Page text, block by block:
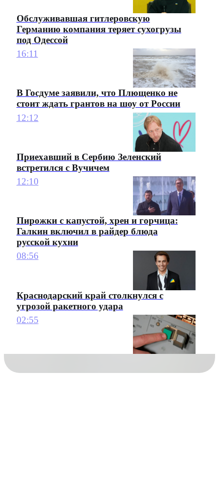
Обслуживавшая гитлеровскую
Германию компания теряет сухогрузы
под Одессой
16:11
В Госдуме заявили, что Плющенко не
стоит ждать грантов на шоу от России
12:12
Приехавший в Сербию Зеленский
встретился с Вучичем
12:10
Пирожки с капустой, хрен и горчица:
Галкин включил в райдер блюда
русской кухни
08:56
Краснодарский край столкнулся с
угрозой ракетного удара
02:55